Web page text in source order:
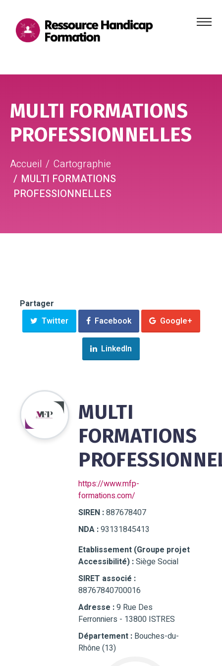
Menu
MULTI FORMATIONS
PROFESSIONNELLES
Accueil
Cartographie
MULTI FORMATIONS
PROFESSIONNELLES
Partager
Twitter
Facebook Google+
LinkedIn
MULTI
FORMATIONS
https://www.mfp-
formations.com/
SIREN :887678407
NDA :93131845413
Etablissement (Groupe projet
Accessibilité) :Siège Social
SIRET associé :
88767840700016
Adresse :9 Rue Des
Ferronniers - 13800 ISTRES
Département : Bouches-du-
Rhône (13)